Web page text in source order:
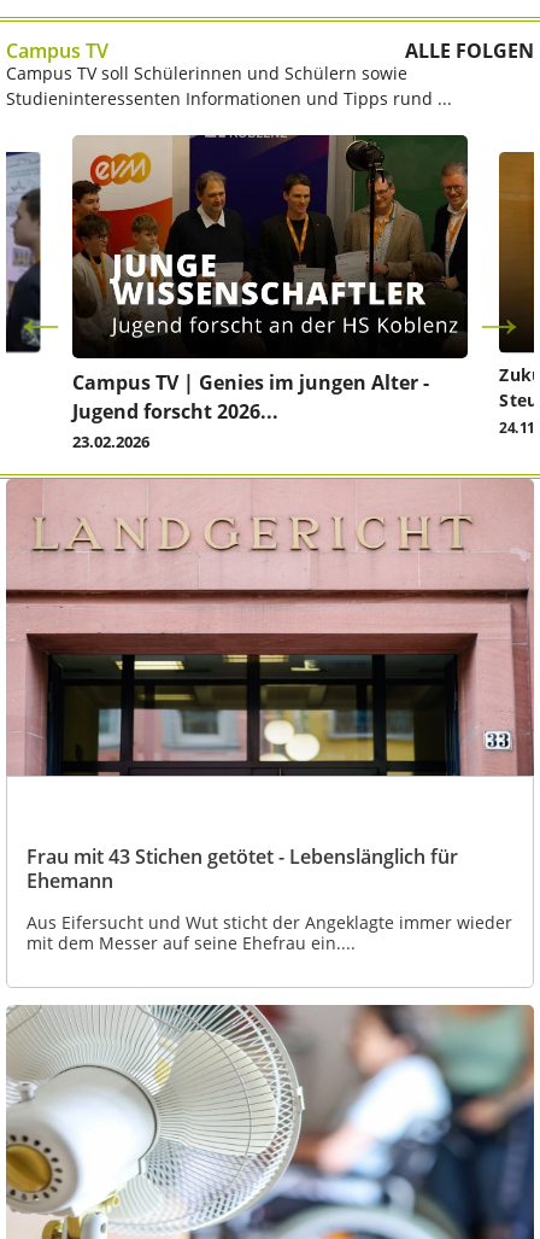
Campus TV ALLE FOLGEN
Campus TV soll Schülerinnen und Schülern sowie
Studieninteressenten Informationen und Tipps rund ...
Campus TV | Genies im jungen Alter -
Jugend forscht 2026...
23.02.2026
Frau mit 43 Stichen getötet - Lebenslänglich für
Ehemann
Aus Eifersucht und Wut sticht der Angeklagte immer wieder
mit dem Messer auf seine Ehefrau ein....